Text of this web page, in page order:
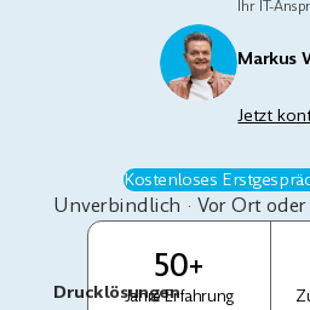
Drucklösungen
Ihr IT-
Markus
Jetzt
Kostenloses
Unverbindlich · Vor Ort
50+
Jahre Erfahrung